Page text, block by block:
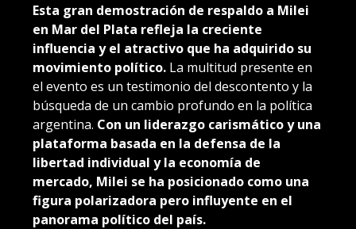
Esta gran demostración de respaldo a Milei
en Mar del Plata refleja la creciente
influencia y el atractivo que ha adquirido su
movimiento político. La multitud presente en
el evento es un testimonio del descontento y la
búsqueda de un cambio profundo en la política
argentina. Con un liderazgo carismático y una
plataforma basada en la defensa de la
libertad individual y la economía de
mercado, Milei se ha posicionado como una
figura polarizadora pero influyente en el
panorama político del país.